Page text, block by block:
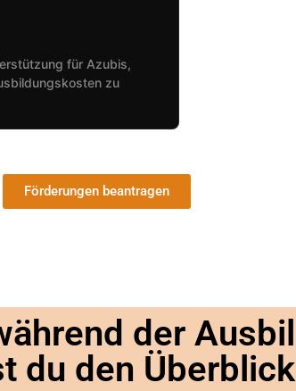
für Azubis,
zu
Förderungen beantragen
der
du den